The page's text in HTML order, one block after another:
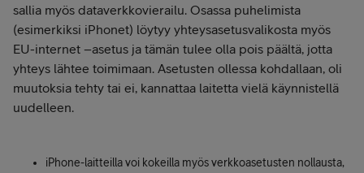
sallia myös dataverkkovierailu. Osassa puhelimista
(esimerkiksi iPhonet) löytyy yhteysasetusvalikosta myös
EU-internet –asetus ja tämän tulee olla pois päältä, jotta
yhteys lähtee toimimaan. Asetusten ollessa kohdallaan, oli
muutoksia tehty tai ei, kannattaa laitetta vielä käynnistellä
uudelleen.
iPhone-laitteilla voi kokeilla myös verkkoasetusten nollausta,